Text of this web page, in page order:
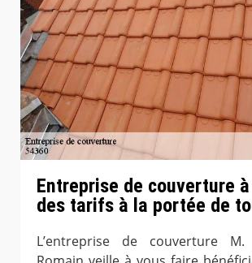
Entreprise de couverture
des tarifs à la portée de
L’entreprise de couverture